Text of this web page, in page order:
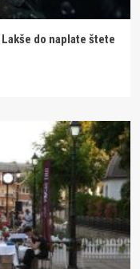
do naplate štete